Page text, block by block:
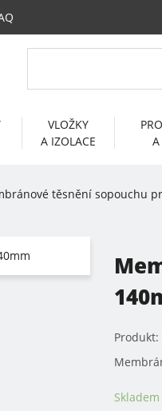
VLOŽKY
A IZOLACE
těsnění sopouchu
Produkt:
Skladem